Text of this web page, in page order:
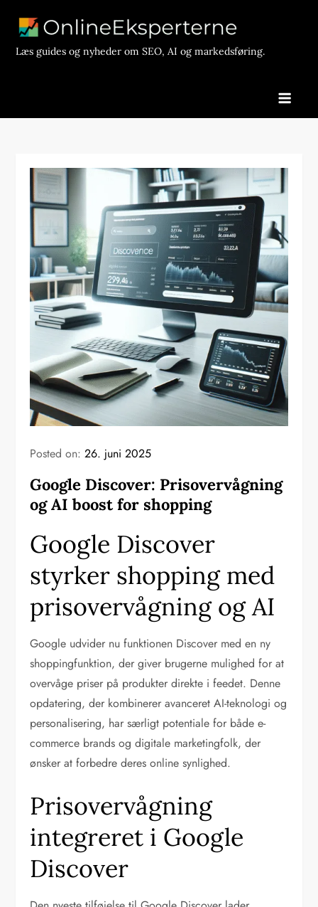
contentLæs guides og nyheder om SEO, AI og markedsføring.
Posted on:26. juni 2025
Google Discover: Prisovervågning
og AI boost for shopping
Google Discover
styrker shopping med
prisovervågning og AI
Google udvider nu funktionen Discover med en ny
shoppingfunktion, der giver brugerne mulighed for at
overvåge priser på produkter direkte i feedet. Denne
opdatering, der kombinerer avanceret AI-teknologi og
personalisering, har særligt potentiale for både e-
commerce brands og digitale marketingfolk, der
ønsker at forbedre deres online synlighed.
Prisovervågning
integreret i Google
Discover